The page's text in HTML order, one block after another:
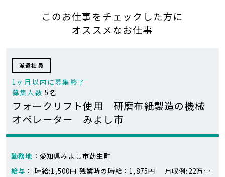
このお仕事をチェックした方に
オススメなお仕事
派遣社員
1ヶ月以内に募集終了
募集人数 5名
フォークリフト使用 研磨布紙製造の機械
オペレーター みよし市
勤務地 ：愛知県みよし市莇生町
給与 ： 時給:1,500円 残業時の時給：1,875円 月収例:22万円～24万円 ※※月収例：243,750円+別途交通費 日勤：1,500円×7.5時間×20日=225,000円 残業：1,875円×10時間＝18,750円